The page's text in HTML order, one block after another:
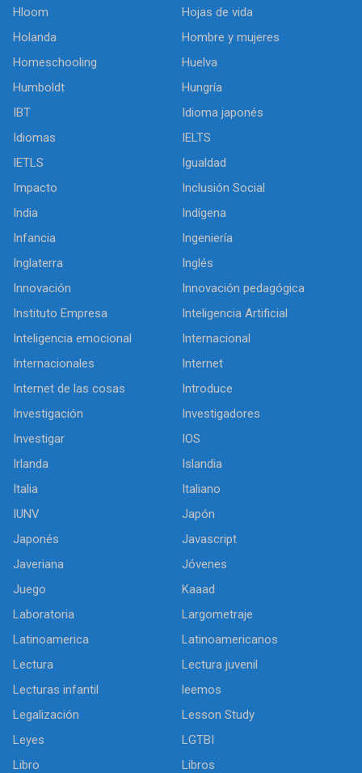
Hloom
Hojas de vida
Holanda
Hombre y mujeres
Homeschooling
Huelva
Humboldt
Hungría
IBT
Idioma japonés
Idiomas
IELTS
IETLS
Igualdad
Impacto
Inclusión Social
India
Indígena
Infancia
Ingeniería
Inglaterra
Inglés
Innovación
Innovación pedagógica
Instituto Empresa
Inteligencia Artificial
Inteligencia emocional
Internacional
Internacionales
Internet
Internet de las cosas
Introduce
Investigación
Investigadores
Investigar
IOS
Irlanda
Islandia
Italia
Italiano
IUNV
Japón
Japonés
Javascript
Javeriana
Jóvenes
Juego
Kaaad
Laboratoria
Largometraje
Latinoamerica
Latinoamericanos
Lectura
Lectura juvenil
Lecturas infantil
leemos
Legalización
Lesson Study
Leyes
LGTBI
Libro
Libros